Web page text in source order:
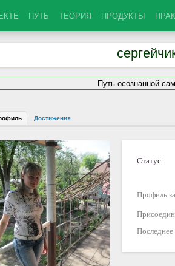
ПУТЬ ТЕОРИЯ ПРОДУКТЫ
Путь осознанной
Достижения
Статус:
Профиль